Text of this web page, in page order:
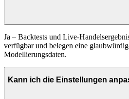
Ja – Backtests und Live-
verfügbar und belegen eine
Modellierungsdaten.
Kann ich die Einstellungen